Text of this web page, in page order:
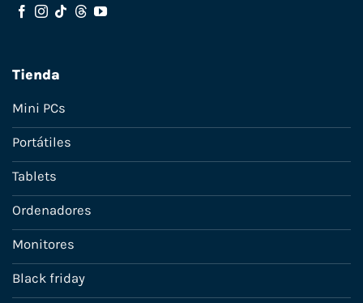
Tienda
Mini PCs
Portátiles
Tablets
Ordenadores
Monitores
Black friday